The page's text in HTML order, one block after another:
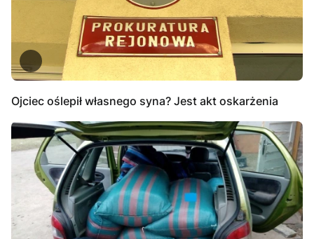
Ojciec oślepił własnego syna? Jest akt oskarżenia